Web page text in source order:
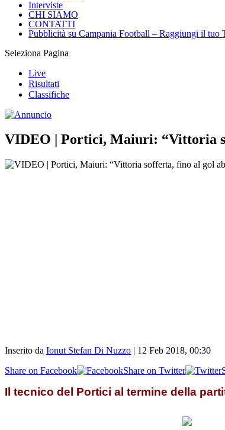
Interviste
CHI SIAMO
CONTATTI
Pubblicità su Campania Football – Raggiungi il tuo
Seleziona Pagina
Live
Risultati
Classifiche
VIDEO | Portici, Maiuri: “Vittoria
Inserito da Ionut Stefan Di Nuzzo | 12 Feb 2018, 00:30
Share on Facebook
Share on Twitter
Il tecnico del Portici al termine della